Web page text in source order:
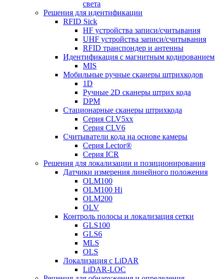
света
Решения для идентификации
RFID Sick
HF устройства записи/считывания
UHF устройства записи/считывания
RFID транспондер и антенны
Идентификация с магнитным кодированием
MIS
Мобильные ручные сканеры штрихкодов
1D
Ручные 2D сканеры штрих кода
DPM
Стационарные сканеры штрихкода
Серия CLV5xx
Серия CLV6
Считыватели кода на основе камеры
Серия Lector®
Серия ICR
Решения для локализации и позиционирования
Датчики измерения линейного положения
OLM100
OLM100 Hi
OLM200
OLV
Контроль полосы и локализация сетки
GLS100
GLS6
MLS
OLS
Локализация с LiDAR
LiDAR-LOC